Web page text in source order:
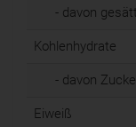
- davon
Kohlenhydrate
- davon
Eiweiß